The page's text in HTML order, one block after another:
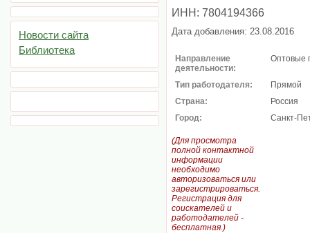
Новости сайта
Библиотека
ИНН: 7804194366
Дата добавления: 23.08.2016
Направление
деятельности:
Оптовые
Тип работодателя:
Прямой
Страна:
Россия
Город:
Санкт-
(Для просмотра
полной контактной
информации
необходимо
авторизоваться или
зарегистрироваться.
Регистрация для
соискателей и
работодателей -
бесплатная.)